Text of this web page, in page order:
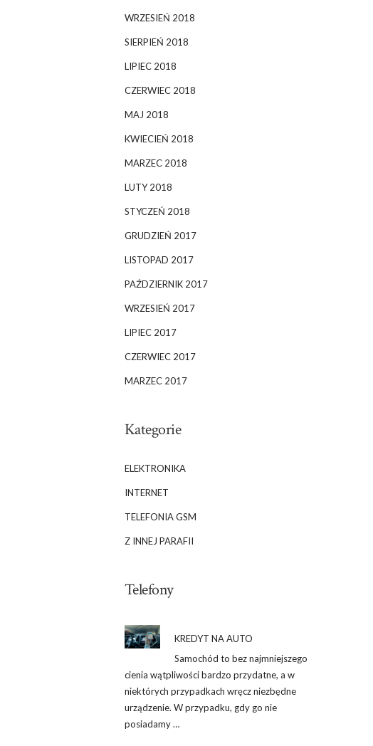
WRZESIEŃ 2018
SIERPIEŃ 2018
LIPIEC 2018
CZERWIEC 2018
MAJ 2018
KWIECIEŃ 2018
MARZEC 2018
LUTY 2018
STYCZEŃ 2018
GRUDZIEŃ 2017
LISTOPAD 2017
PAŹDZIERNIK 2017
WRZESIEŃ 2017
LIPIEC 2017
CZERWIEC 2017
MARZEC 2017
Kategorie
ELEKTRONIKA
INTERNET
TELEFONIA GSM
Z INNEJ PARAFII
Telefony
KREDYT NA AUTO
Samochód to bez najmniejszego
cienia wątpliwości bardzo przydatne, a w
niektórych przypadkach wręcz niezbędne
urządzenie. W przypadku, gdy go nie
posiadamy …